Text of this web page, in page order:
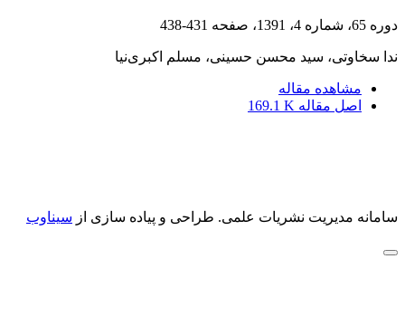
دوره 65، شماره 4، 1391، صفحه 431-438
ندا سخاوتی، سید محسن حسینی، مسلم اکبری‌نیا
مشاهده مقاله
اصل مقاله 169.1 K
سامانه مدیریت نشریات علمی. طراحی و پیاده سازی از سیناوب